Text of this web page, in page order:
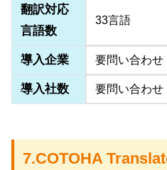
翻訳対応
言語数
33言語
導入企業 要問い合わせ
導入社数 要問い合わせ
7.COTOHA